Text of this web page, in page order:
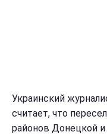
Украинский
считает, что
районов Донецкой и